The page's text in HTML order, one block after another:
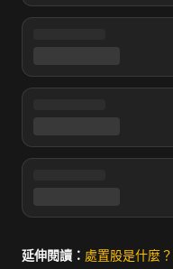
延伸閱讀： 處置股是什麼？